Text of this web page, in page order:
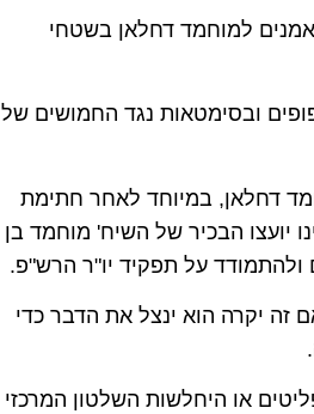
למוחמד דחלאן בשטחי
ובסימטאות נגד החמושים של
דחלאן, במיוחד לאחר חתימת
יועצו הבכיר של השיח' מוחמד בן
ולהתמודד על תפקיד יו"ר הרש"פ.
זה יקרה הוא ינצל את הדבר כדי
או היחלשות השלטון המרכזי